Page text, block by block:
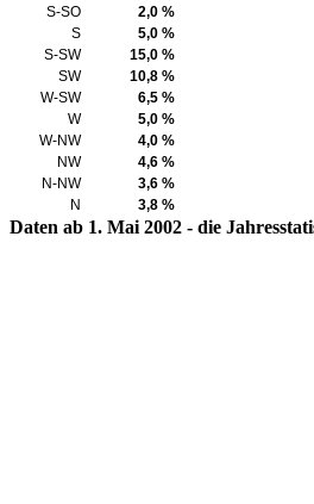
S-SO
2,0 %
S
5,0 %
S-SW
15,0 %
SW
10,8 %
W-SW
6,5 %
W
5,0 %
W-NW
4,0 %
NW
4,6 %
N-NW
3,6 %
N
3,8 %
Daten ab 1. Mai 2002 - die